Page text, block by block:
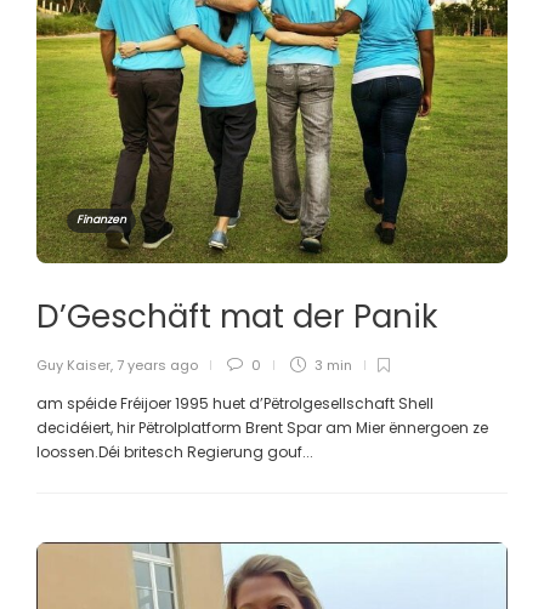
Finanzen
D’Geschäft mat der Panik
Guy Kaiser, 7 years ago 0 3 min
am spéide Fréijoer 1995 huet d’Pëtrolgesellschaft Shell
decidéiert, hir Pëtrolplatform Brent Spar am Mier ënnergoen ze
loossen.Déi britesch Regierung gouf...